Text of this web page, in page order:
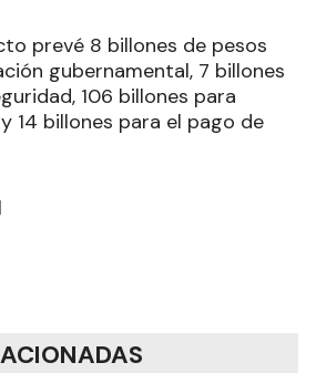
prevé 8 billones de pesos
gubernamental, 7 billones
106 billones para
14 billones para el pago de